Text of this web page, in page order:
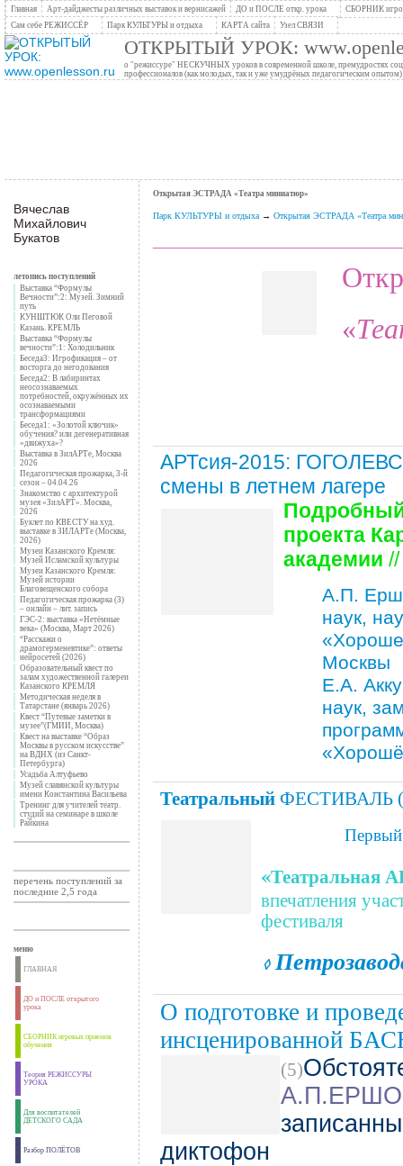
Главная Арт-дайджесты различных выставок и вернисажей ДО и ПОСЛЕ откр. урока
СБОРНИК
Сам себе РЕЖИССЁР
Парк КУЛЬТУРЫ и отдыха КАРТА сайта Узел СВЯЗИ
ОТКРЫТЫЙ УРОК:
о "режиссуре" НЕСКУЧНЫХ уроков в современной школе, премудростях
профессионалов (как молодых, так и уже умудрёных педагогическим опытом)
Вячеслав
Михайлович
Букатов
летопись поступлений
Выставка “Формулы
Вечности”:2: Музей. Зимний
путь
КУНШТЮК Оли Пеговой
Казань. КРЕМЛЬ
Выставка “Формулы
вечности”:1: Холодильник
Беседа3: Игрофикация – от
восторга до негодования
Беседа2: В лабиринтах
неосознаваемых
потребностей, окружённых их
осознаваемыми
трансформациями
Беседа1: «Золотой ключик»
обучения? или дегенеративная
«движуха»?
Выставка в ЗилАРТе, Москва
2026
Педагогическая прожарка, 3-й
сезон – 04.04.26
Знакомство с архитектурой
музея «ЗилАРТ». Москва,
2026
Буклет по КВЕСТУ на худ.
выставке в ЗИЛАРТе (Москва,
2026)
Музеи Казанского Кремля:
Музей Исламской культуры
Музеи Казанского Кремля:
Музей истории
Благовещенского собора
Педагогическая прожарка (3)
– онлайн – лит. запись
ГЭС-2: выставка «Нетёмные
века» (Москва, Март 2026)
“Расскажи о
драмогерменевтике”: ответы
нейросетей (2026)
Образовательный квест по
залам художественной галереи
Казанского КРЕМЛЯ
Методическая неделя в
Татарстане (январь 2026)
Квест “Путевые заметки в
музее”(ГМИИ, Москва)
Квест на выставке “Образ
Москвы в русском искусстве”
на ВДНХ (из Санкт-
Петербурга)
Усадьба Алтуфьево
Музей славянской культуры
имени Константина Васильева
Тренинг для учителей театр.
студий на семинаре в школе
Райкина
перечень поступлений за
последние 2,5 года
меню
ГЛАВНАЯ
ДО и ПОСЛЕ открытого
урока
СБОРНИК игровых приемов
обучения
Теория РЕЖИССУРЫ
УРОКА
Для воспитателей
ДЕТСКОГО САДА
Разбор ПОЛЁТОВ
Открытая ЭСТРАДА «Театра миниатюр»
Парк КУЛЬТУРЫ и отдыха→ Открытая ЭСТРАДА «Театра
«
АРТсия-2015:
смены в летнем лагере
Подробный
проекта
академии //
А.П.
наук,
Москвы
Е.А.
наук,
ТеатральныйФЕСТИВАЛЬ (
Первый
«
впечатления
фестиваля
◊
О подготовке и
инсценированной
(5)
диктофон